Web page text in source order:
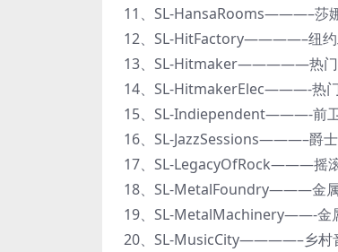
11、SL-HansaRooms———–莎
12、SL-HitFactory————–纽
13、SL-Hitmaker—————热门
14、SL-HitmakerElec———-热
15、SL-Indiependent———-前
16、SL-JazzSessions———–
17、SL-LegacyOfRock———摇
18、SL-MetalFoundry———金
19、SL-MetalMachinery——-
20、SL-MusicCity————–乡